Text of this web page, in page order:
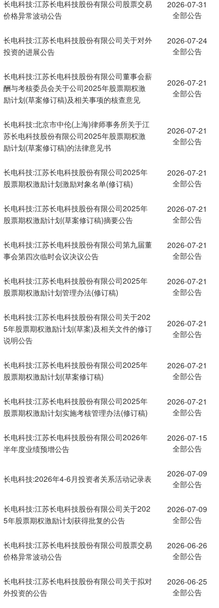
长电科技:江苏长电科技股份有限公司股票交易
价格异常波动公告
2026-07-31
全部公告
长电科技:江苏长电科技股份有限公司关于对外
投资的进展公告
2026-07-24
全部公告
长电科技:江苏长电科技股份有限公司董事会薪
酬与考核委员会关于公司2025年股票期权激
励计划(草案修订稿)及相关事项的核查意见
2026-07-21
全部公告
长电科技:北京市中伦(上海)律师事务所关于江
苏长电科技股份有限公司2025年股票期权激
励计划(草案修订稿)的法律意见书
2026-07-21
全部公告
长电科技:江苏长电科技股份有限公司2025年
股票期权激励计划激励对象名单(修订稿)
2026-07-21
全部公告
长电科技:江苏长电科技股份有限公司2025年
股票期权激励计划(草案修订稿)摘要公告
2026-07-21
全部公告
长电科技:江苏长电科技股份有限公司第九届董
事会第四次临时会议决议公告
2026-07-21
全部公告
长电科技:江苏长电科技股份有限公司2025年
股票期权激励计划管理办法(修订稿)
2026-07-21
全部公告
长电科技:江苏长电科技股份有限公司关于202
5年股票期权激励计划(草案)及相关文件的修订
说明公告
2026-07-21
全部公告
长电科技:江苏长电科技股份有限公司2025年
股票期权激励计划(草案修订稿)
2026-07-21
全部公告
长电科技:江苏长电科技股份有限公司2025年
股票期权激励计划实施考核管理办法(修订稿)
2026-07-21
全部公告
长电科技:江苏长电科技股份有限公司2026年
半年度业绩预增公告
2026-07-15
全部公告
长电科技:2026年4-6月投资者关系活动记录表
2026-07-09
全部公告
长电科技:江苏长电科技股份有限公司关于202
5年股票期权激励计划获得批复的公告
2026-07-09
全部公告
长电科技:江苏长电科技股份有限公司股票交易
价格异常波动公告
2026-06-26
全部公告
长电科技:江苏长电科技股份有限公司关于拟对
外投资的公告
2026-06-25
全部公告